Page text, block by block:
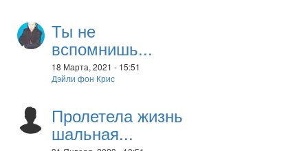
Ты не
вспомнишь...
18 Марта, 2021 - 15:51
Дэйли фон Крис
Пролетела жизнь
шальная...